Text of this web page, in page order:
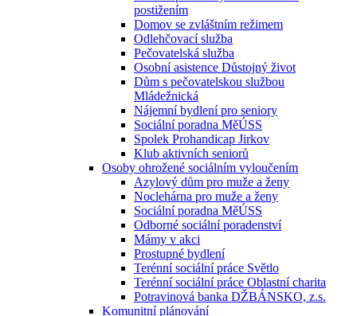
postižením
Domov se zvláštním režimem
Odlehčovací služba
Pečovatelská služba
Osobní asistence Důstojný život
Dům s pečovatelskou službou
Mládežnická
Nájemní bydlení pro seniory
Sociální poradna MěÚSS
Spolek Prohandicap Jirkov
Klub aktivních seniorů
Osoby ohrožené sociálním vyloučením
Azylový dům pro muže a ženy
Noclehárna pro muže a ženy
Sociální poradna MěÚSS
Odborné sociální poradenství
Mámy v akci
Prostupné bydlení
Terénní sociální práce Světlo
Terénní sociální práce Oblastní charita
Potravinová banka DŽBÁNSKO, z.s.
Komunitní plánování